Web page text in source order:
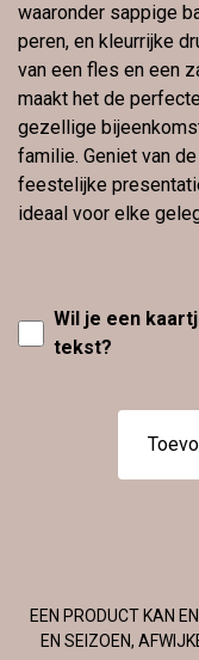
waaronder sappige
peren, en kleurrijke
van een fles en een
maakt het de
gezellige
familie. Geniet van
feestelijke
ideaal voor elke
Wil je een
tekst?
EEN PRODUCT KAN
EN SEIZOEN,